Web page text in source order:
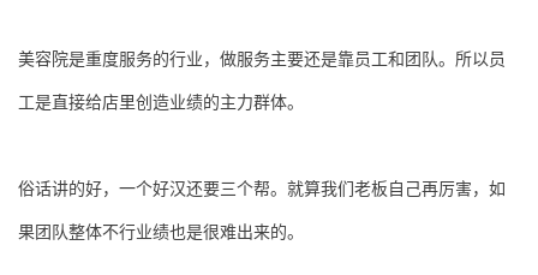
美容院是重度服务的行业，做服务主要还是靠员工和团队。所以员
工是直接给店里创造业绩的主力群体。
俗话讲的好，一个好汉还要三个帮。就算我们老板自己再厉害，如
果团队整体不行业绩也是很难出来的。